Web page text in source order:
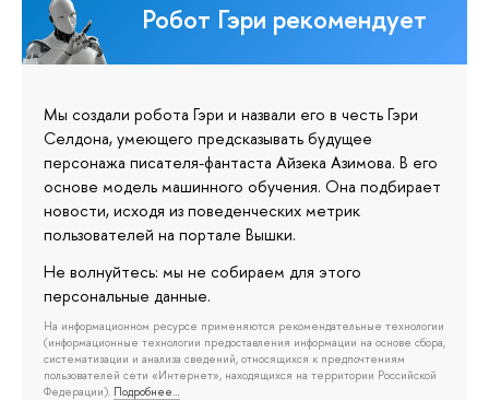
Робот Гэри рекомендует
Мы создали робота Гэри и назвали его в честь Гэри
Селдона, умеющего предсказывать будущее
персонажа писателя-фантаста Айзека Азимова. В его
основе модель машинного обучения. Она подбирает
новости, исходя из поведенческих метрик
пользователей на портале Вышки.
Не волнуйтесь: мы не собираем для этого
персональные данные.
На информационном ресурсе применяются рекомендательные технологии
(информационные технологии предоставления информации на основе сбора,
систематизации и анализа сведений, относящихся к предпочтениям
пользователей сети «Интернет», находящихся на территории Российской
Федерации). Подробнее…